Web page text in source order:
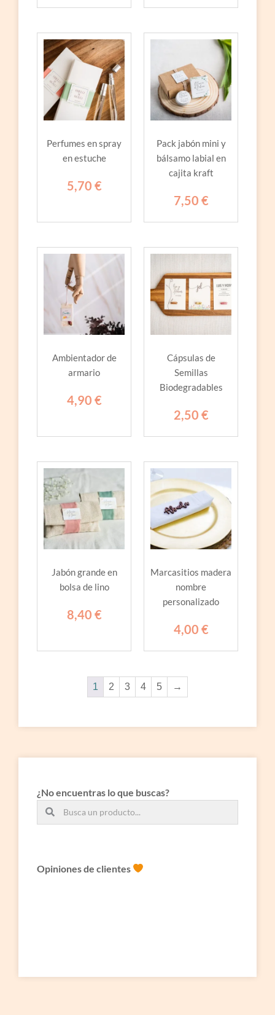
Perfumes en spray
en estuche
5,70 €
Pack jabón mini y
bálsamo labial en
cajita kraft
7,50 €
Ambientador de
armario
4,90 €
Cápsulas de
Semillas
Biodegradables
2,50 €
Jabón grande en
bolsa de lino
8,40 €
Marcasitios madera
nombre
personalizado
4,00 €
1 2 3 4 5 →
¿No encuentras lo que buscas?
Opiniones de clientes